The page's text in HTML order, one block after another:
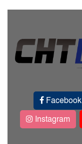
Facebook
Instagram